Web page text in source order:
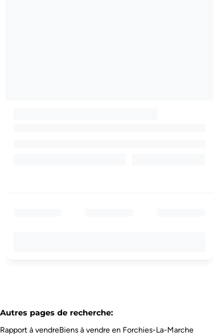
Autres pages de recherche:
Rapport à vendreBiens à vendre en Forchies-La-Marche